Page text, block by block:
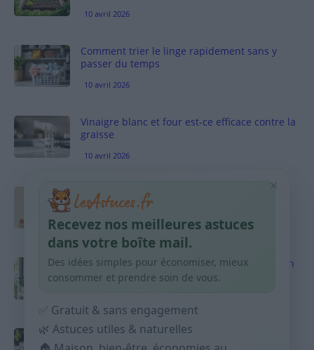
10 avril 2026
Comment trier le linge rapidement sans y
passer du temps
10 avril 2026
Vinaigre blanc et four est-ce efficace contre la
graisse
10 avril 2026
Taches pigmentaires : routine simple +
habitudes qui aident
9 avril 2026
Produits ménagers : comment économiser en
courses sans acheter 10 sprays
Budget mensuel : méthode rapide pour
répartir son salaire dès le jour de paie
×
Recevez nos meilleures astuces
dans votre boîte mail.
Des idées simples pour économiser, mieux
consommer et prendre soin de vous.
✅ Gratuit & sans engagement
🌿 Astuces utiles & naturelles